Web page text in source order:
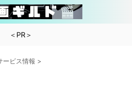
＜PR＞
ービス情報 >